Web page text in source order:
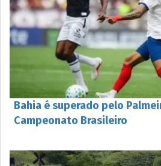
Bahia é superado pelo
Campeonato Brasileiro